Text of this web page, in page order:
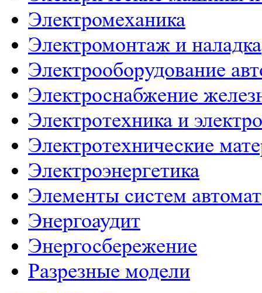
Электромеханика
Электромонтаж и наладка
Электрооборудование
Электроснабжение
Электротехника и
Электротехнические
Электроэнергетика
Элементы систем
Энергоаудит
Энергосбережение
Разрезные модели